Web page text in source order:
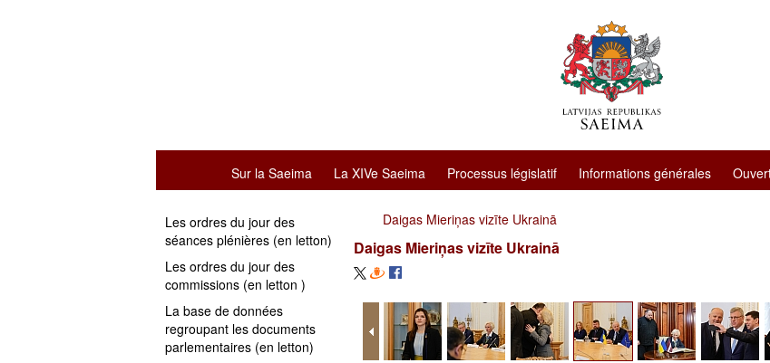
Sur la Saeima La XIVe Saeima Processus législatif Informations générales
Les ordres du jour des
séances plénières (en letton)
Les ordres du jour des
commissions (en letton )
La base de données
regroupant les documents
parlementaires (en letton)
Daigas Mieriņas vizīte Ukrainā
Daigas Mieriņas vizīte Ukrainā